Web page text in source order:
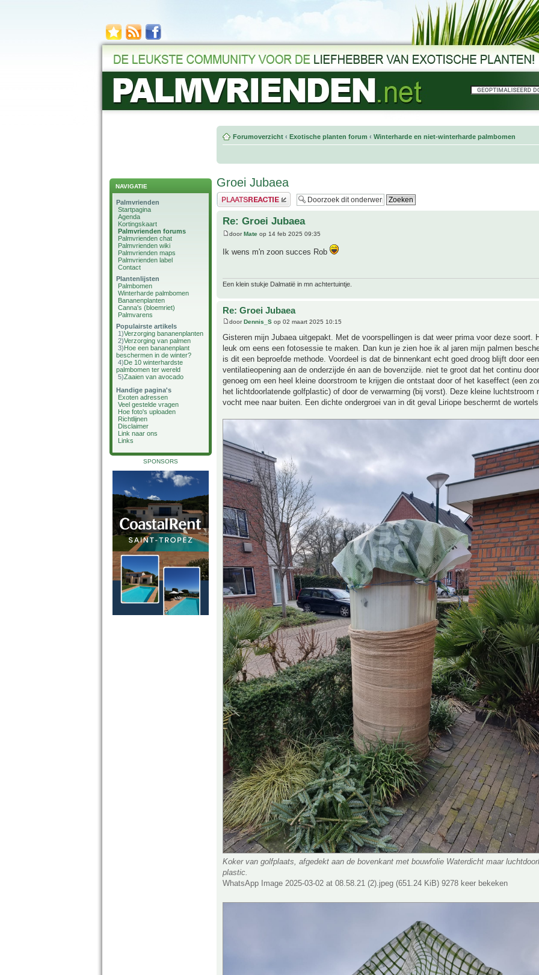
NAVIGATIE
Palmvrienden
Startpagina
Agenda
Kortingskaart
Palmvrienden forums
Palmvrienden chat
Palmvrienden wiki
Palmvrienden maps
Palmvrienden label
Contact
Plantenlijsten
Palmbomen
Winterharde palmbomen
Bananenplanten
Canna's (bloemriet)
Palmvarens
Populairste artikels
1)Verzorging bananenplanten
2)Verzorging van palmen
3)Hoe een bananenplant
beschermen in de winter?
4)De 10 winterhardste
palmbomen ter wereld
5)Zaaien van avocado
Handige pagina's
Exoten adressen
Veel gestelde vragen
Hoe foto's uploaden
Richtlijnen
Disclaimer
Link naar ons
Links
SPONSORS
Forumoverzicht ‹ Exotische planten forum ‹ Winterharde en niet-winterharde palmbomen
Groei Jubaea
Plaats een reactie
Re: Groei Jubaea
doorMate op 14 feb 2025 09:35
Ik wens m'n zoon succes Rob
Een klein stukje Dalmatië in mn achtertuintje.
Re: Groei Jubaea
doorDennis_S op 02 maart 2025 10:15
Gisteren mijn Jubaea uitgepakt. Met de voorspellingen is dat weer prima voor deze soort.
leuk om eens een fotosessie te maken. Dan kun je zien hoe ik al jaren mijn palmen
is dit een beproefde methode. Voordeel is dat de binnenkant echt goed droog blijft door een
ventilatieopening aan de onderzijde én aan de bovenzijde. niet te groot dat het continu
genoeg om een heel kleine doorstroom te krijgen die ontstaat door of het kaseffect (een
het lichtdoorlatende golfplastic) of door de verwarming (bij vorst). Deze kleine luchtstroom
vocht mee naar buiten. Een dichte ondergroei van in dit geval Liriope beschermt de
Koker van golfplaats, afgedekt aan de bovenkant met bouwfolie Waterdicht maar
plastic.
WhatsApp Image 2025-03-02 at 08.58.21 (2).jpeg (651.24 KiB) 9278 keer bekeken